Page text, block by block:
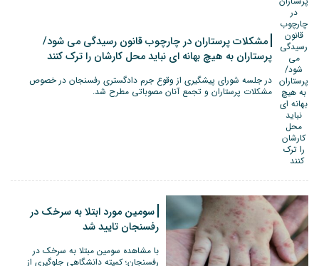
مشکلات پرستاران در چارچوب قانون رسیدگی می شود/
پرستاران به هیچ بهانه ای نباید محل کارشان را ترک کنند
در جلسه شورای پیشگیری از وقوع جرم دادگستری رفسنجان در خصوص
مشکلات پرستاران و تجمع آنان مصوباتی مطرح شد.
سومین مورد ابتلا به سرخک در
رفسنجان تایید شد
با مشاهده سومین مبتلا به سرخک در
رفسنجان؛ کمیته دانشگاهی جلوگیری از